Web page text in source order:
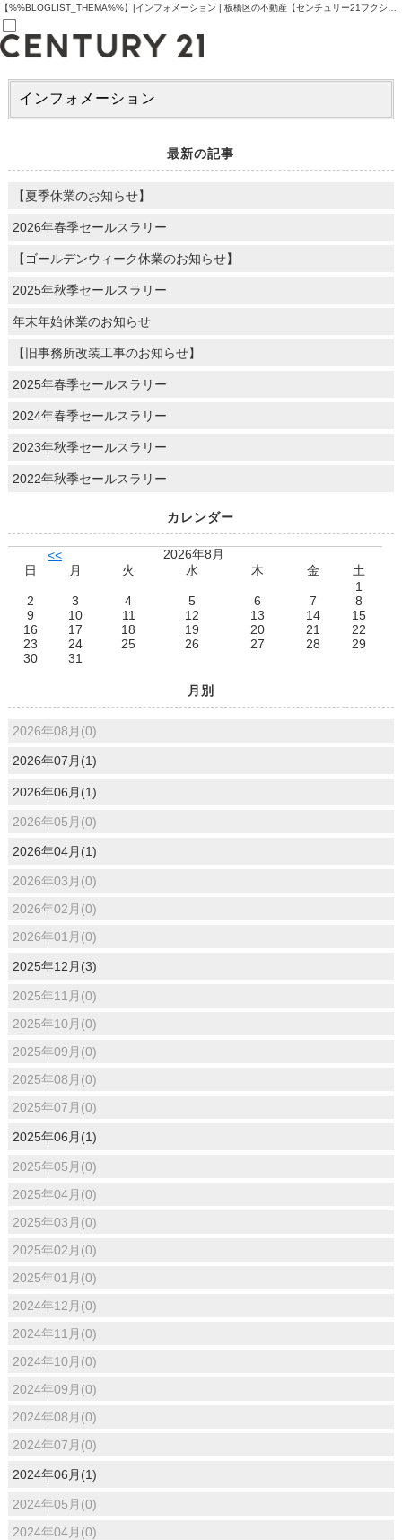
0120-800-844
賃貸部
ログイン
物件閲覧履歴
購入TOP
学区から探す
マップで探す
新築戸建て
中古戸建て
マンション
インフォメーション
最新の記事
【夏季休業のお知らせ】
2026年春季セールスラリー
【ゴールデンウィーク休業のお知らせ】
2025年秋季セールスラリー
年末年始休業のお知らせ
【旧事務所改装工事のお知らせ】
2025年春季セールスラリー
2024年春季セールスラリー
2023年秋季セールスラリー
2022年秋季セールスラリー
カレンダー
<<
2026年8月
日
月 火 水 木 金
土
1
2
3 4 5 6 7
8
9
10 11 12 13 14
15
16
17 18 19 20 21
22
23
24 25 26 27 28
29
30
31
月別
2026年08月(0)
2026年07月(1)
2026年06月(1)
2026年05月(0)
2026年04月(1)
2026年03月(0)
2026年02月(0)
2026年01月(0)
2025年12月(3)
2025年11月(0)
2025年10月(0)
2025年09月(0)
2025年08月(0)
2025年07月(0)
2025年06月(1)
2025年05月(0)
2025年04月(0)
2025年03月(0)
2025年02月(0)
2025年01月(0)
2024年12月(0)
2024年11月(0)
2024年10月(0)
2024年09月(0)
2024年08月(0)
2024年07月(0)
2024年06月(1)
2024年05月(0)
2024年04月(0)